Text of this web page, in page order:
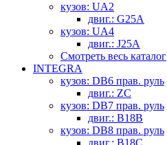
кузов: UA2
двиг.: G25A
кузов: UA4
двиг.: J25A
Смотреть весь каталог
INTEGRA
кузов: DB6 прав. руль
двиг.: ZC
кузов: DB7 прав. руль
двиг.: B18B
кузов: DB8 прав. руль
двиг.: B18C